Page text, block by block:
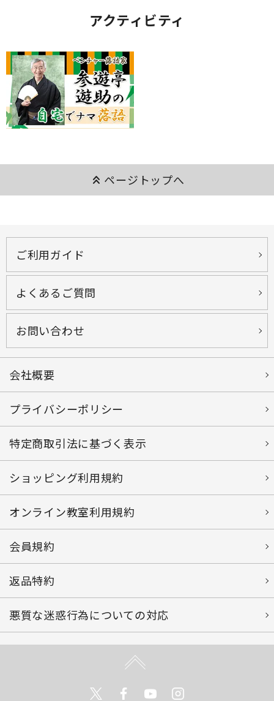
アクティビティ
keyboard_double_arrow_up ページトップへ
ご利用ガイド
よくあるご質問
お問い合わせ
会社概要
プライバシーポリシー
特定商取引法に基づく表示
ショッピング利用規約
オンライン教室利用規約
会員規約
返品特約
悪質な迷惑行為についての対応
TwitterFacebookYoutube